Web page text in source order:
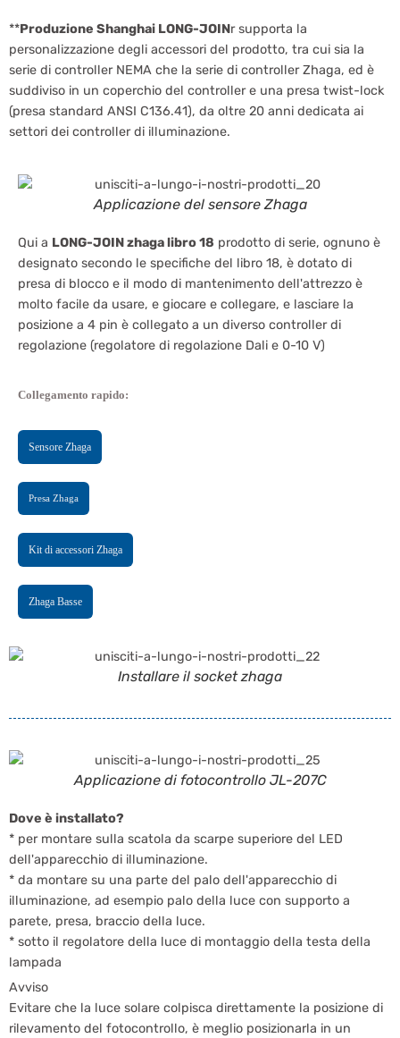
**Produzione Shanghai LONG-JOINr supporta la
personalizzazione degli accessori del prodotto, tra cui sia la
serie di controller NEMA che la serie di controller Zhaga, ed è
suddiviso in un coperchio del controller e una presa twist-lock
(presa standard ANSI C136.41), da oltre 20 anni dedicata ai
settori dei controller di illuminazione.
Applicazione del sensore Zhaga
Qui a LONG-JOIN zhaga libro 18 prodotto di serie, ognuno è
designato secondo le specifiche del libro 18, è dotato di
presa di blocco e il modo di mantenimento dell'attrezzo è
molto facile da usare, e giocare e collegare, e lasciare la
posizione a 4 pin è collegato a un diverso controller di
regolazione (regolatore di regolazione Dali e 0-10 V)
Collegamento rapido:
Sensore Zhaga
Presa Zhaga
Kit di accessori Zhaga
Zhaga Basse
Installare il socket zhaga
Applicazione di fotocontrollo JL-207C
Dove è installato?
* per montare sulla scatola da scarpe superiore del LED
dell'apparecchio di illuminazione.
* da montare su una parte del palo dell'apparecchio di
illuminazione, ad esempio palo della luce con supporto a
parete, presa, braccio della luce.
* sotto il regolatore della luce di montaggio della testa della
lampada
Avviso
Evitare che la luce solare colpisca direttamente la posizione di
rilevamento del fotocontrollo, è meglio posizionarla in un